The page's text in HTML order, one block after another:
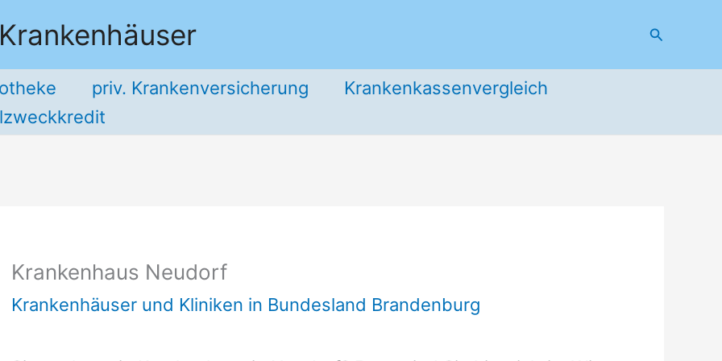
Suchen
priv. Krankenversicherung
Krankenkassenvergleich
Krankenhaus Neudorf
Krankenhäuser und Kliniken in Bundesland Brandenburg